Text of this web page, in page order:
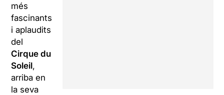
més
fascinants
i aplaudits
del
Cirque du
Soleil,
arriba en
la seva